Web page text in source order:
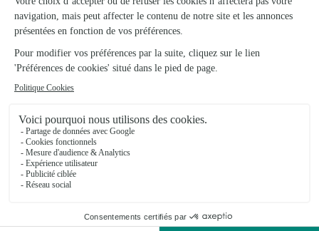
Voir la boutique
Eric Touchard
4.5 (32)
Zone Commercial la Prairie des Moulins